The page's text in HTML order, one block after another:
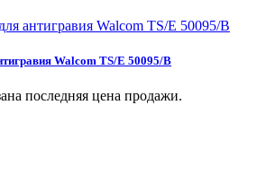
Walcom TS/E 50095/B
последняя цена продажи.